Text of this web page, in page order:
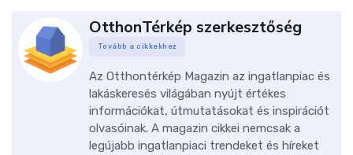
OtthonTérkép szerkesztőség
Tovább a cikkekhez
Az Otthontérkép Magazin az ingatlanpiac és
lakáskeresés világában nyújt értékes
információkat, útmutatásokat és inspirációt
olvasóinak. A magazin cikkei nemcsak a
legújabb ingatlanpiaci trendeket és híreket